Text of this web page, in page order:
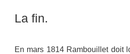
La fin.
En mars 1814 Rambouillet doit